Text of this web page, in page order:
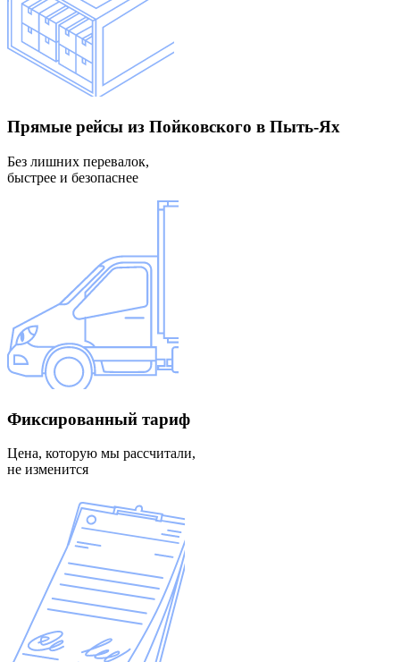
Прямые рейсы из Пойковского в Пыть-Ях
Без лишних перевалок,
быстрее и безопаснее
Фиксированный тариф
Цена, которую мы рассчитали,
не изменится